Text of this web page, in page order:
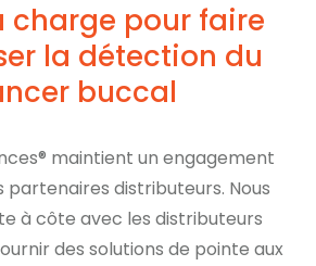
charge pour faire
la détection du
buccal
maintient un engagement
partenaires distributeurs. Nous
à côte avec les distributeurs
des solutions de pointe aux